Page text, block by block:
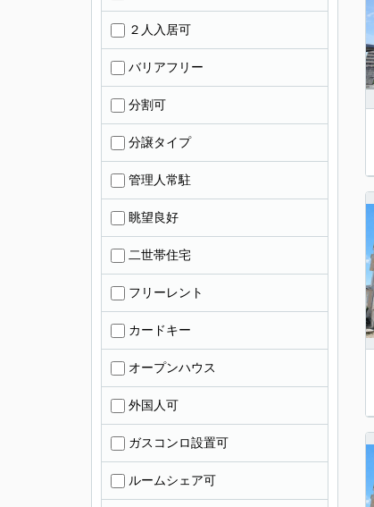
２人入居可
バリアフリー
分割可
分譲タイプ
管理人常駐
眺望良好
二世帯住宅
フリーレント
カードキー
オープンハウス
外国人可
ガスコンロ設置可
ルームシェア可